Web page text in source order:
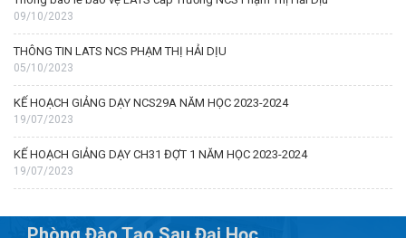
09/10/2023
THÔNG TIN LATS NCS PHẠM THỊ HẢI DỊU
05/10/2023
KẾ HOẠCH GIẢNG DẠY NCS29A NĂM HỌC 2023-2024
19/07/2023
KẾ HOẠCH GIẢNG DẠY CH31 ĐỢT 1 NĂM HỌC 2023-2024
19/07/2023